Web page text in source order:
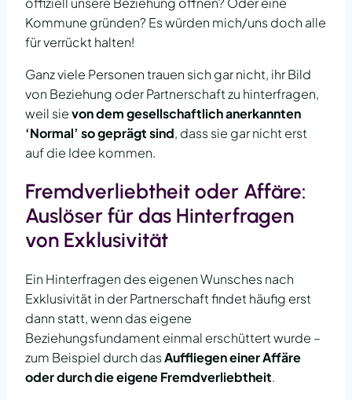
Kommune gründen? Es würden mich/uns doch alle
für verrückt halten!
Ganz viele Personen trauen sich gar nicht, ihr Bild
von Beziehung oder Partnerschaft zu hinterfragen,
weil sievon dem gesellschaftlich anerkannten
‘Normal’ so geprägt sind, dass sie gar nicht erst
auf die Idee kommen.
Fremdverliebtheit oder Affäre:
Auslöser für das Hinterfragen
von Exklusivität
Ein Hinterfragen des eigenen Wunsches nach
Exklusivität in der Partnerschaft findet häufig erst
dann statt, wenn das eigene
Beziehungsfundament einmal erschüttert wurde –
zum Beispiel durch dasAuffliegen einer Affäre
oder durch die eigene Fremdverliebtheit.